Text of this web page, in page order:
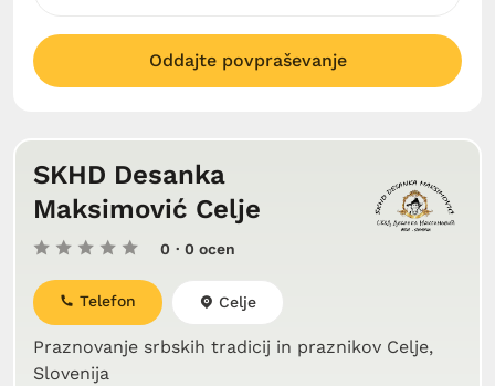
Oddajte povpraševanje
SKHD Desanka
Maksimović Celje
0 · 0 ocen
Praznovanje srbskih tradicij in praznikov Celje,
Slovenija
Telefon Celje